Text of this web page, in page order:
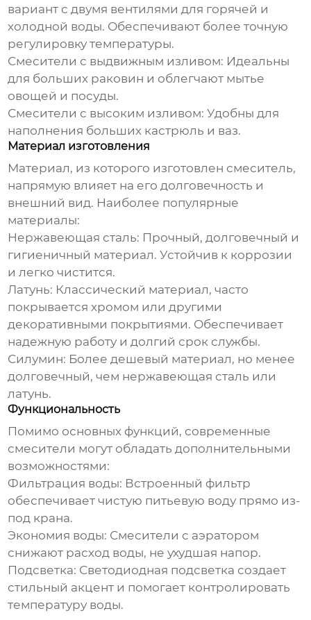
вариант с двумя вентилями для горячей и
холодной воды. Обеспечивают более точную
регулировку температуры.
Смесители с выдвижным изливом: Идеальны
для больших раковин и облегчают мытье
овощей и посуды.
Смесители с высоким изливом: Удобны для
наполнения больших кастрюль и ваз.
Материал изготовления
Материал, из которого изготовлен смеситель,
напрямую влияет на его долговечность и
внешний вид. Наиболее популярные
материалы:
Нержавеющая сталь: Прочный, долговечный и
гигиеничный материал. Устойчив к коррозии
и легко чистится.
Латунь: Классический материал, часто
покрывается хромом или другими
декоративными покрытиями. Обеспечивает
надежную работу и долгий срок службы.
Силумин: Более дешевый материал, но менее
долговечный, чем нержавеющая сталь или
латунь.
Функциональность
Помимо основных функций, современные
смесители могут обладать дополнительными
возможностями:
Фильтрация воды: Встроенный фильтр
обеспечивает чистую питьевую воду прямо из-
под крана.
Экономия воды: Смесители с аэратором
снижают расход воды, не ухудшая напор.
Подсветка: Светодиодная подсветка создает
стильный акцент и помогает контролировать
температуру воды.